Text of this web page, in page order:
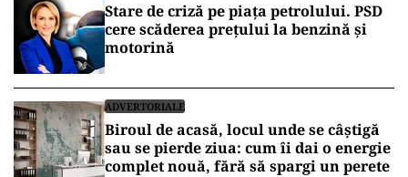
Stare de criză pe piața petrolului. PSD
cere scăderea prețului la benzină și
motorină
ADVERTORIALE
Biroul de acasă, locul unde se câștigă
sau se pierde ziua: cum îi dai o energie
complet nouă, fără să spargi un perete